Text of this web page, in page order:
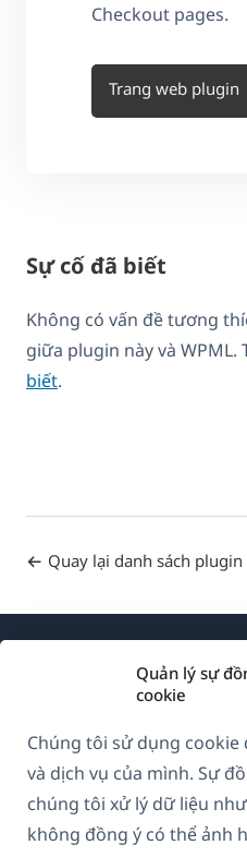
Quản lý sự
cookie
Chúng tôi sử dụng
và dịch vụ của mình. Sự
chúng tôi xử lý dữ liệu
không đồng ý có thể ảnh
Checkout pages.
Trang web plugin
Sự cố đã biết
Không có vấn đề tương
giữa plugin này và WPML.
biết.
Quay lại danh sách
GDPR &
Tham gia đội